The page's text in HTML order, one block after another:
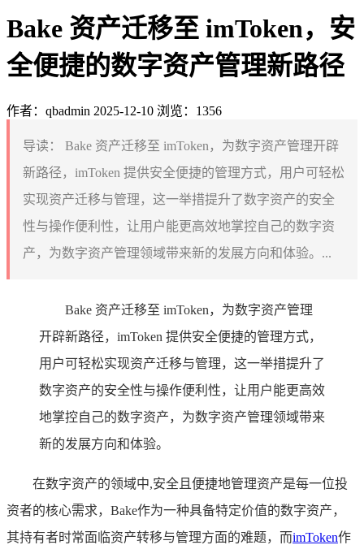
Bake 资产迁移至 imToken，安
全便捷的数字资产管理新路径
作者：qbadmin 2025-12-10 浏览：1356
导读：
Bake 资产迁移至 imToken，为数字资产管理开辟
新路径，imToken 提供安全便捷的管理方式，用户可轻松
实现资产迁移与管理，这一举措提升了数字资产的安全
性与操作便利性，让用户能更高效地掌控自己的数字资
产，为数字资产管理领域带来新的发展方向和体验。...
Bake 资产迁移至 imToken，为数字资产管理
开辟新路径，imToken 提供安全便捷的管理方式，
用户可轻松实现资产迁移与管理，这一举措提升了
数字资产的安全性与操作便利性，让用户能更高效
地掌控自己的数字资产，为数字资产管理领域带来
新的发展方向和体验。
在数字资产的领域中,安全且便捷地管理资产是每一位投
资者的核心需求，Bake作为一种具备特定价值的数字资产，
其持有者时常面临资产转移与管理方面的难题，而imToken作